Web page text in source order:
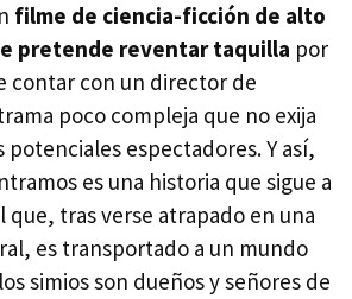
filme de ciencia-ficción de alto
pretende reventar taquilla por
contar con un director de
poco compleja que no exija
potenciales espectadores. Y así,
es una historia que sigue a
que, tras verse atrapado en una
es transportado a un mundo
simios son dueños y señores de